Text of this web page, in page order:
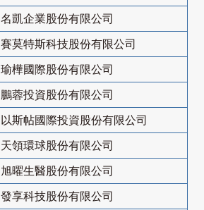
名凱企業股份有限公司
賽莫特斯科技股份有限公司
瑜樺國際股份有限公司
鵬蓉投資股份有限公司
以斯帖國際投資股份有限公司
天領環球股份有限公司
旭曜生醫股份有限公司
發享科技股份有限公司